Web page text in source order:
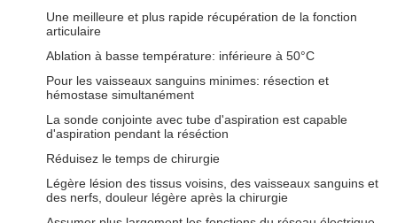
Une meilleure et plus rapide récupération de la fonction
articulaire
Ablation à basse température: inférieure à 50°C
Pour les vaisseaux sanguins minimes: résection et
hémostase simultanément
La sonde conjointe avec tube d'aspiration est capable
d'aspiration pendant la réséction
Réduisez le temps de chirurgie
Légère lésion des tissus voisins, des vaisseaux sanguins et
des nerfs, douleur légère après la chirurgie